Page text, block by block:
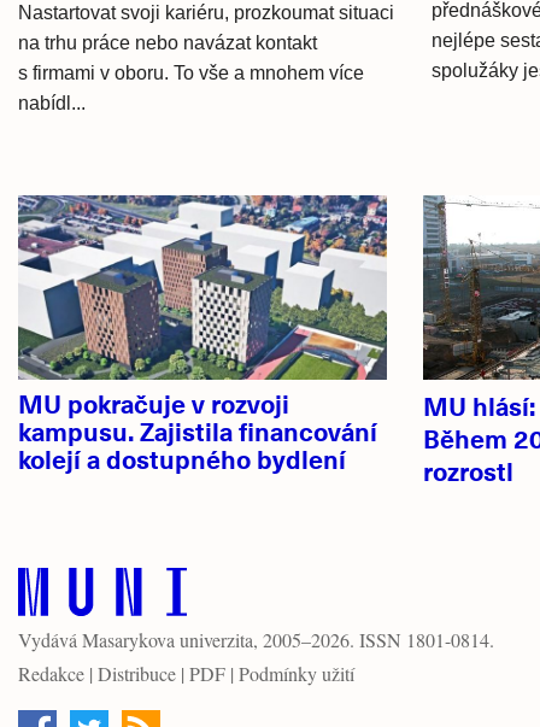
Nastartovat svoji kariéru, prozkoumat situaci
na trhu práce nebo navázat kontakt
s firmami v oboru. To vše a mnohem více
nabídl...
nejlépe
spolužáky
Hlavní
novinky
MU pokračuje v rozvoji
kampusu. Zajistila financování
kolejí a dostupného bydlení
MU
Během
rozrostl
Vydává Masarykova univerzita, 2005–2026. ISSN 1801-0814.
Redakce | Distribuce | PDF | Podmínky užití